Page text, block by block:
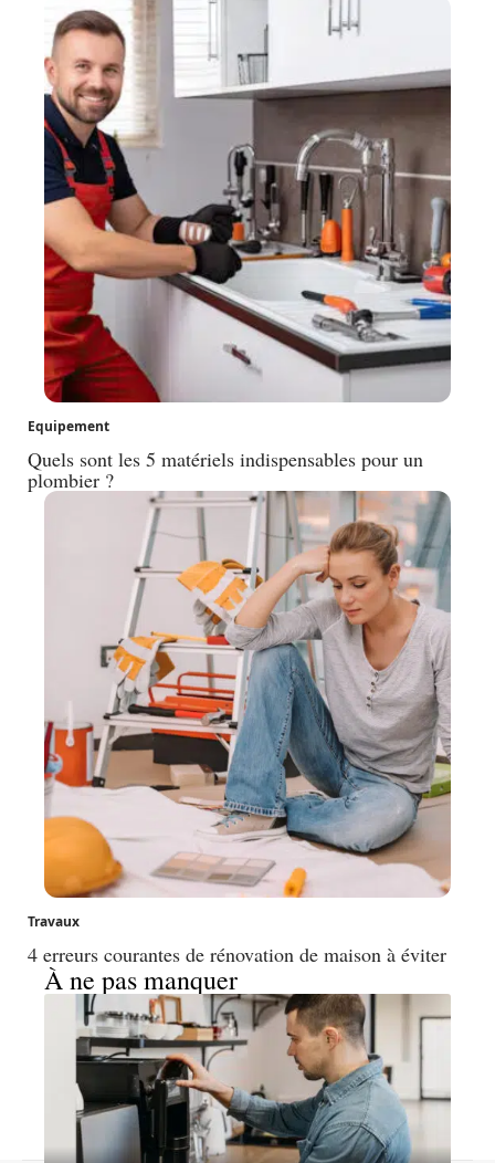
Equipement
Quels sont les 5 matériels indispensables pour un
plombier ?
Travaux
4 erreurs courantes de rénovation de maison à éviter
À ne pas manquer